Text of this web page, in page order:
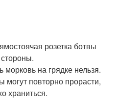
розетка ботвы
на грядке нельзя.
повторно прорасти,
храниться.